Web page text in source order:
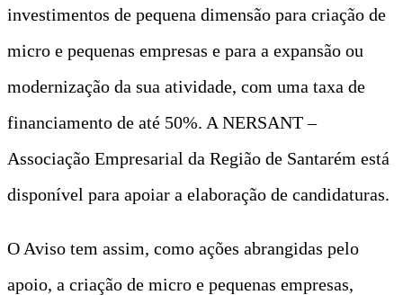
investimentos de pequena dimensão para criação de
micro e pequenas empresas e para a expansão ou
modernização da sua atividade, com uma taxa de
financiamento de até 50%. A NERSANT –
Associação Empresarial da Região de Santarém está
disponível para apoiar a elaboração de candidaturas.
O Aviso tem assim, como ações abrangidas pelo
apoio, a criação de micro e pequenas empresas,